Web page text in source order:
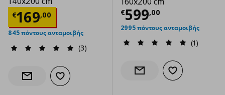
€169,00
Τρέχουσα τιμή € 169,00
845 πόντους ανταμοιβής
(3)
Ενημέρωση διαθεσιμότητας
Προσθήκη στα αγαπημένα
€599,00
Τρέχουσα
2995 πόντους ανταμοιβής
(1)
Ενημέρωση διαθεσιμότητας
Προσθήκη στα